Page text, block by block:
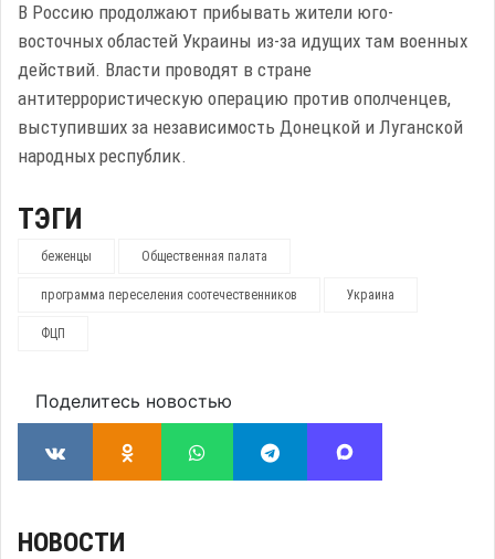
В Россию продолжают прибывать жители юго-
восточных областей Украины из-за идущих там военных
действий. Власти проводят в стране
антитеррористическую операцию против ополченцев,
выступивших за независимость Донецкой и Луганской
народных республик.
ТЭГИ
беженцы Общественная палата
программа переселения соотечественников Украина
ФЦП
Поделитесь новостью
НОВОСТИ